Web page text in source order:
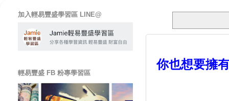
你也想要擁
加入輕易豐盛學習區 LINE@
輕易豐盛 FB 粉專學習區